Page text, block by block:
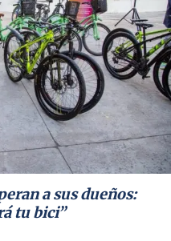
a sus dueños:
tu bici”